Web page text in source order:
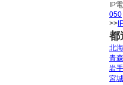
IP
050
>>
都
北
青森
岩手
宮城